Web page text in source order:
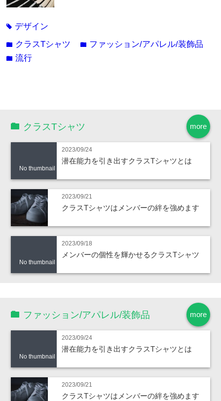
tag デザイン
folder クラスTシャツ folder ファッション/アパレル/装飾品
folder流行
more
クラスTシャツ
No thumbnail
2023/09/24
潜在能力を引き出すクラスTシャツとは
2023/09/21
クラスTシャツはメンバーの絆を強めます
No thumbnail
2023/09/18
メンバーの個性を輝かせるクラスTシャツ
more
ファッション/アパレル/装飾品
No thumbnail
2023/09/24
潜在能力を引き出すクラスTシャツとは
2023/09/21
クラスTシャツはメンバーの絆を強めます